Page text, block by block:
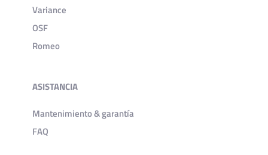
Variance
OSF
Romeo
ASISTANCIA
Mantenimiento & garantía
FAQ